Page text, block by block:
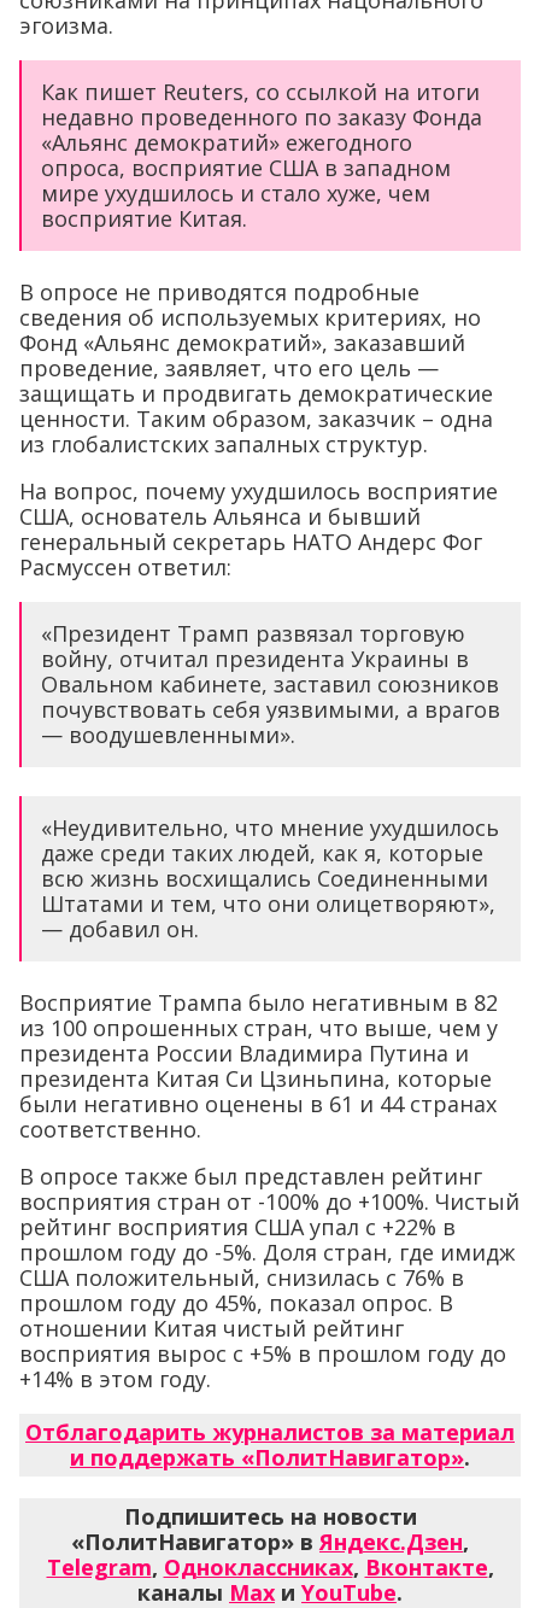
эгоизма.
Как пишет Reuters, со ссылкой на итоги
недавно проведенного по заказу Фонда
«Альянс демократий» ежегодного
опроса, восприятие США в западном
мире ухудшилось и стало хуже, чем
восприятие Китая.
В опросе не приводятся подробные
сведения об используемых критериях, но
Фонд «Альянс демократий», заказавший
проведение, заявляет, что его цель —
защищать и продвигать демократические
ценности. Таким образом, заказчик – одна
из глобалистских запалных структур.
На вопрос, почему ухудшилось восприятие
США, основатель Альянса и бывший
генеральный секретарь НАТО Андерс Фог
Расмуссен ответил:
«Президент Трамп развязал торговую
войну, отчитал президента Украины в
Овальном кабинете, заставил союзников
почувствовать себя уязвимыми, а врагов
— воодушевленными».
«Неудивительно, что мнение ухудшилось
даже среди таких людей, как я, которые
всю жизнь восхищались Соединенными
Штатами и тем, что они олицетворяют»,
— добавил он.
Восприятие Трампа было негативным в 82
из 100 опрошенных стран, что выше, чем у
президента России Владимира Путина и
президента Китая Си Цзиньпина, которые
были негативно оценены в 61 и 44 странах
соответственно.
В опросе также был представлен рейтинг
восприятия стран от -100% до +100%. Чистый
рейтинг восприятия США упал с +22% в
прошлом году до -5%. Доля стран, где имидж
США положительный, снизилась с 76% в
прошлом году до 45%, показал опрос. В
отношении Китая чистый рейтинг
восприятия вырос с +5% в прошлом году до
+14% в этом году.
Отблагодарить журналистов за материал
и поддержать «ПолитНавигатор».
Подпишитесь на новости
«ПолитНавигатор» в Яндекс.Дзен,
Telegram, Одноклассниках, Вконтакте,
каналы Max и YouTube.